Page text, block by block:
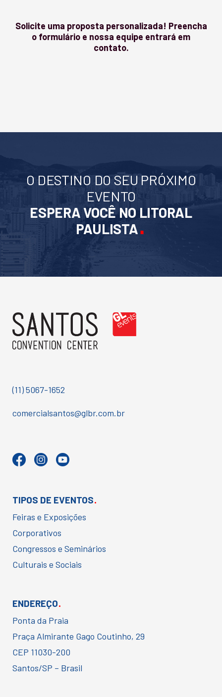
Solicite uma proposta personalizada! Preencha
o formulário e nossa equipe entrará em
contato.
O DESTINO DO SEU PRÓXIMO
EVENTO
ESPERA VOCÊ NO LITORAL
PAULISTA.
(11) 5067-1652
comercialsantos@glbr.com.br
TIPOS DE EVENTOS.
Feiras e Exposições
Corporativos
Congressos e Seminários
Culturais e Sociais
ENDEREÇO.
Ponta da Praia
Praça Almirante Gago Coutinho, 29
CEP 11030-200
Santos/SP – Brasil